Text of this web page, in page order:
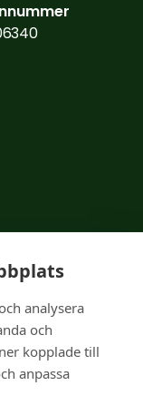
analysera
och
kopplade till
anpassa